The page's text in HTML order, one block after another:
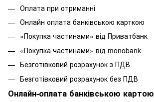
Оплата при отриманні
Онлайн оплата банківською карткою
«Покупка частинами» від Приватбанк
«Покупка частинами» від monobank
Безготівковий розрахунок з ПДВ
Безготівковий розрахунок без ПДВ
Онлайн-оплата банківською картою